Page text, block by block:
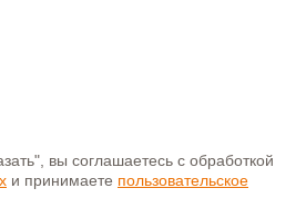
вы соглашаетесь с обработкой
и принимаете пользовательское